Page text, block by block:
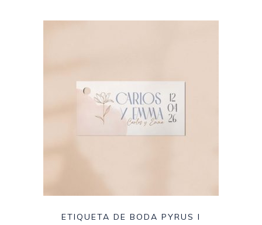
ETIQUETA DE BODA PYRUS I